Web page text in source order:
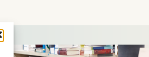
financieringstransacties. Hierin richten wij ons
zowel op financiers als op kredietnemers.